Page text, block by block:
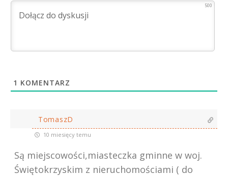
500
1 KOMENTARZ
TomaszD
10 miesięcy temu
Są miejscowości,miasteczka gminne w woj.
Świętokrzyskim z nieruchomościami ( do